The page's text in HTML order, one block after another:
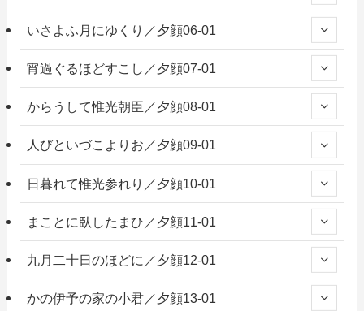
いさよふ月にゆくり／夕顔06-01
宵過ぐるほどすこし／夕顔07-01
からうして惟光朝臣／夕顔08-01
人びといづこよりお／夕顔09-01
日暮れて惟光参れり／夕顔10-01
まことに臥したまひ／夕顔11-01
九月二十日のほどに／夕顔12-01
かの伊予の家の小君／夕顔13-01